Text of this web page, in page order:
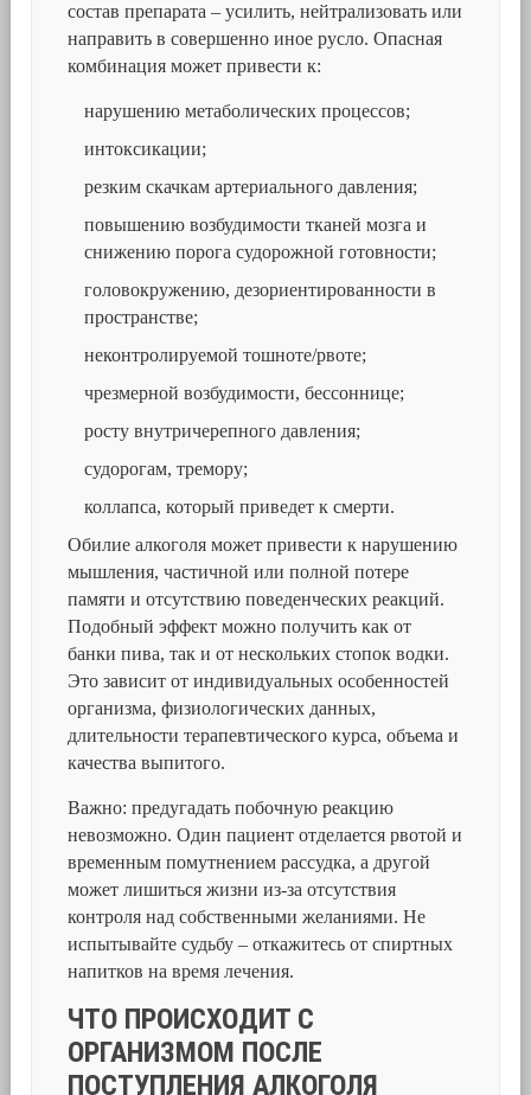
состав препарата – усилить, нейтрализовать или
направить в совершенно иное русло. Опасная
комбинация может привести к:
нарушению метаболических процессов;
интоксикации;
резким скачкам артериального давления;
повышению возбудимости тканей мозга и
снижению порога судорожной готовности;
головокружению, дезориентированности в
пространстве;
неконтролируемой тошноте/рвоте;
чрезмерной возбудимости, бессоннице;
росту внутричерепного давления;
судорогам, тремору;
коллапса, который приведет к смерти.
Обилие алкоголя может привести к нарушению
мышления, частичной или полной потере
памяти и отсутствию поведенческих реакций.
Подобный эффект можно получить как от
банки пива, так и от нескольких стопок водки.
Это зависит от индивидуальных особенностей
организма, физиологических данных,
длительности терапевтического курса, объема и
качества выпитого.
Важно: предугадать побочную реакцию
невозможно. Один пациент отделается рвотой и
временным помутнением рассудка, а другой
может лишиться жизни из-за отсутствия
контроля над собственными желаниями. Не
испытывайте судьбу – откажитесь от спиртных
напитков на время лечения.
ЧТО ПРОИСХОДИТ С
ОРГАНИЗМОМ ПОСЛЕ
ПОСТУПЛЕНИЯ АЛКОГОЛЯ